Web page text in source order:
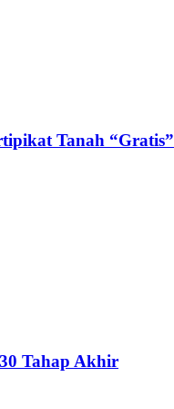
Tanah “Gratis”
Tahap Akhir